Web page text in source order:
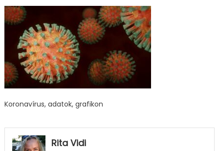
Koronavírus, adatok, grafikon
Rita Vidi